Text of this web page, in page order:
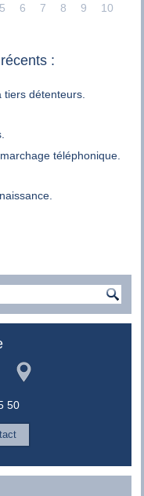
5 6 7 8 9
10
:
détenteurs.
téléphonique.
50